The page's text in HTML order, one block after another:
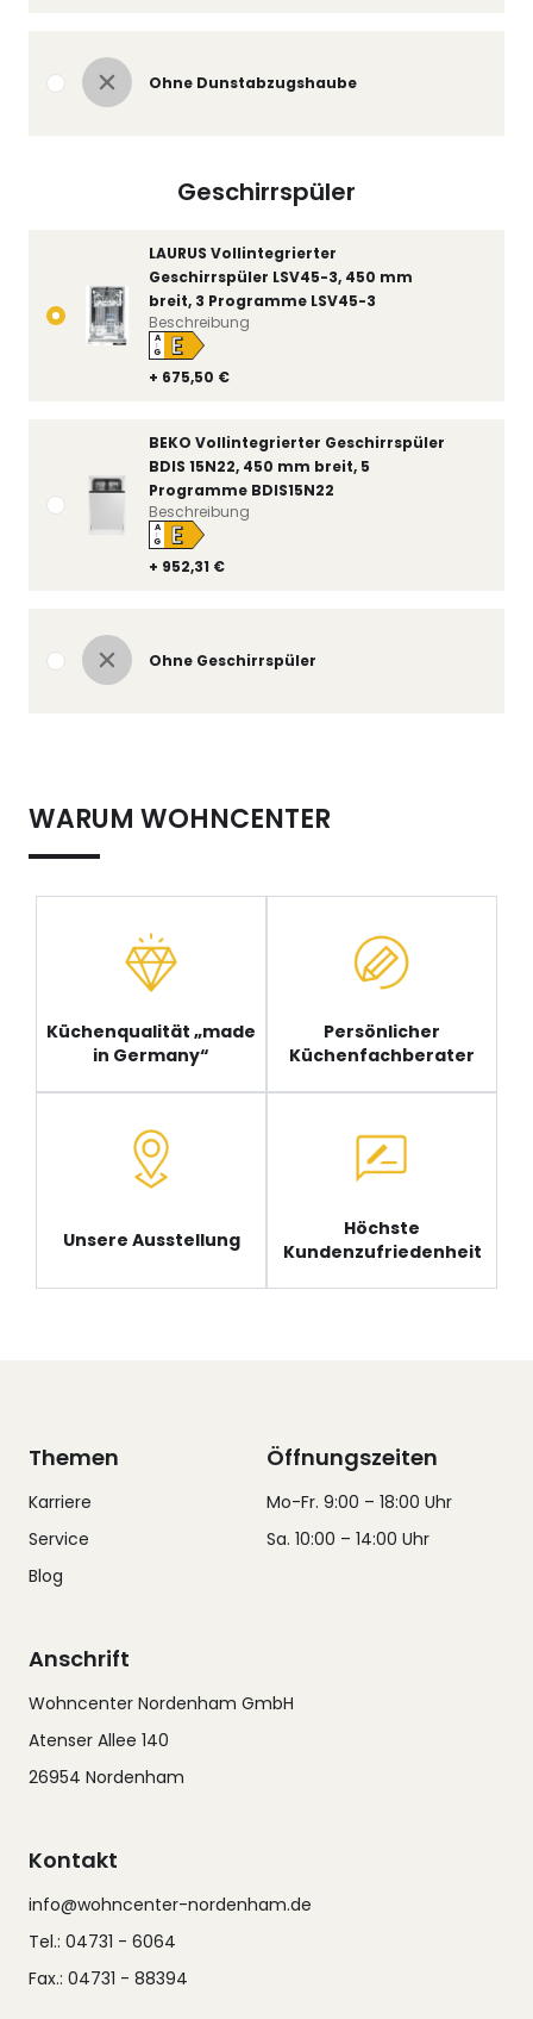
Ohne Dunstabzugshaube
Geschirrspüler
LAURUS Vollintegrierter
Geschirrspüler LSV45-3, 450 mm
breit, 3 Programme LSV45-3
+ 675,50 €
A
↑
G E
Beschreibung
BEKO Vollintegrierter Geschirrspüler
BDIS 15N22, 450 mm breit, 5
Programme BDIS15N22
+ 952,31 €
A
↑
G E
Beschreibung
Ohne Geschirrspüler
WARUM WOHNCENTER
Küchenqualität „made
in Germany“
Persönlicher
Küchenfachberater
Unsere Ausstellung
Höchste
Kundenzufriedenheit
Themen
Karriere
Service
Blog
Öffnungszeiten
Mo-Fr. 9:00 – 18:00 Uhr
Sa. 10:00 – 14:00 Uhr
Anschrift
Wohncenter Nordenham GmbH
Atenser Allee 140
26954 Nordenham
Kontakt
info@wohncenter-nordenham.de
Tel.: 04731 - 6064
Fax.: 04731 - 88394